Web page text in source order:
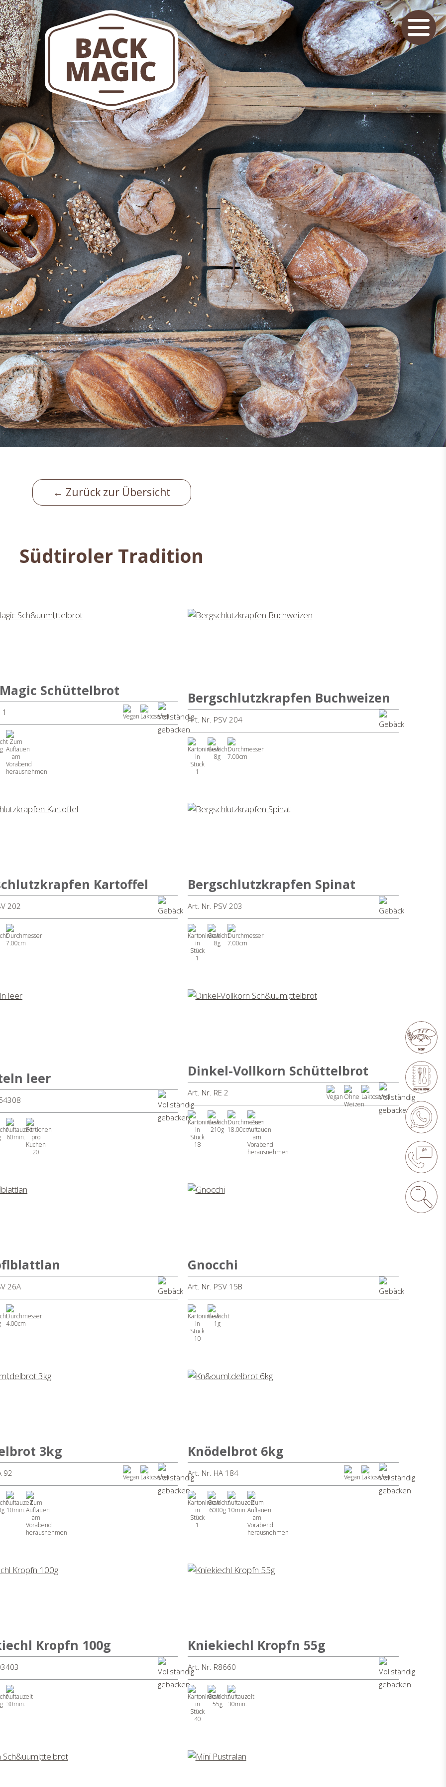
← Zurück zur Übersicht
Südtiroler Tradition
Schüttelbrot Bergschlutzkrapfen Buchweizen
Art. Nr. PSV 204
1
8g 7.00cm
Kartoffel
202
7.00cm
Bergschlutzkrapfen Spinat
Art. Nr. PSV 203
1
8g 7.00cm
leer
60min.
20
Dinkel-Vollkorn Schüttelbrot
Art. Nr. RE 2
18
210g 18.00cm
26A
4.00cm
Gnocchi
Art. Nr. PSV 15B
10
1g
3kg
92
10min.
Knödelbrot 6kg
Art. Nr. HA 184
1
6000g 10min.
Kropfn 100g
30min.
Kniekiechl Kropfn 55g
Art. Nr. R8660
40
55g 30min.